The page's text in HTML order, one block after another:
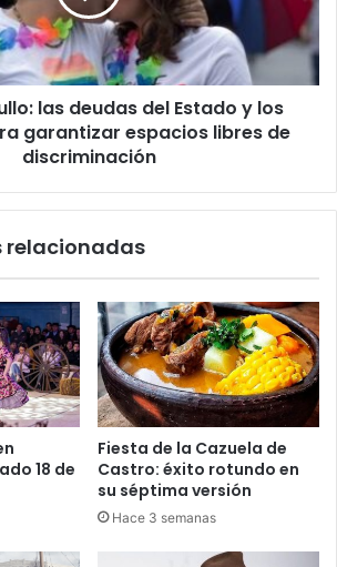
las deudas del Estado y los
garantizar espacios libres de
discriminación
relacionadas
18 de
Fiesta de la Cazuela de
Castro: éxito rotundo en
su séptima versión
Hace 3 semanas